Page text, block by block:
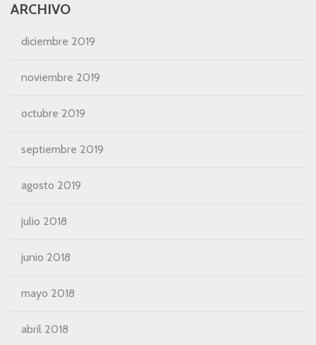
ARCHIVO
diciembre 2019
noviembre 2019
octubre 2019
septiembre 2019
agosto 2019
julio 2018
junio 2018
mayo 2018
abril 2018